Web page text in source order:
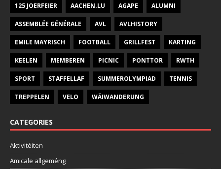
125 JOERFEIER AACHEN.LU AGAPE ALUMNI
ASSEMBLÉE GÉNÉRALE AVL AVLHISTORY
EMILE MAYRISCH FOOTBALL GRILLFEST KARTING
KEELEN MEMBEREN PICNIC PONTTOR RWTH
SPORT STAFFELLAF SUMMEROLYMPIAD TENNIS
TREPPELEN VELO WÄIWANDERUNG
CATEGORIES
Aktivitéiten
Amicale allgeméng